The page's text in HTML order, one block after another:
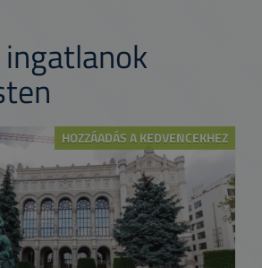
HOZZÁADÁS A KEDVENCEKHEZ